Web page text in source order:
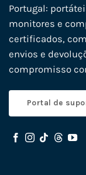
Portugal:
monitores e
certificados,
envios e
compromisso
Portal de